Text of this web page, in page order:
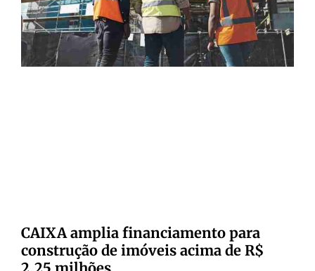
CAIXA amplia financiamento para
construção de imóveis acima de R$